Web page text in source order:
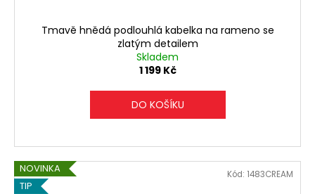
Tmavě hnědá podlouhlá kabelka na rameno se
zlatým detailem
Skladem
1 199 Kč
DO KOŠÍKU
NOVINKA
TIP
Kód: 1483CREAM